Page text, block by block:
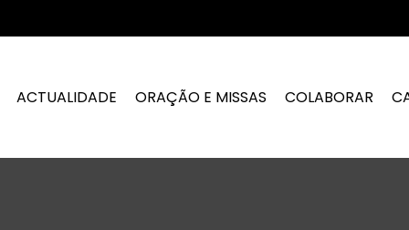
ACTUALIDADE ORAÇÃO E MISSAS COLABORAR